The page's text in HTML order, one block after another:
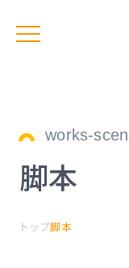
works-
脚本
トップ脚本